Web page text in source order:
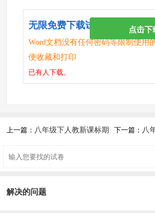
无限免费下载试卷
Word文档没有任何密码等限制使用
便收藏和打印
已有人下载。
点击下
上一篇： 八年级下人教新课标期 下一篇： 八
解决的问题